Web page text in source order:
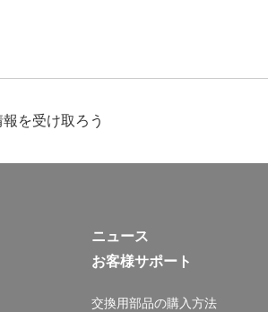
を受け取ろう
ニュース
お客様サポート
交換用部品の購入方法